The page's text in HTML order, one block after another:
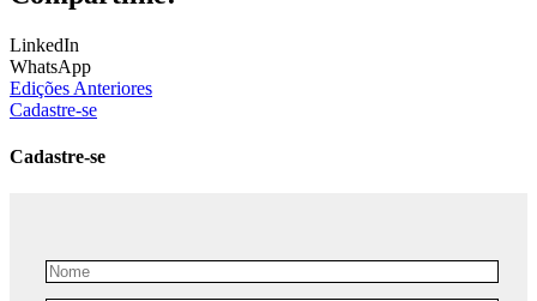
LinkedIn
WhatsApp
Edições Anteriores
Cadastre-se
Cadastre-se